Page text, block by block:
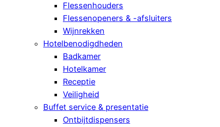
Flessenhouders
Flessenopeners & -afsluiters
Wijnrekken
Hotelbenodigdheden
Badkamer
Hotelkamer
Receptie
Veiligheid
Buffet service & presentatie
Ontbijtdispensers